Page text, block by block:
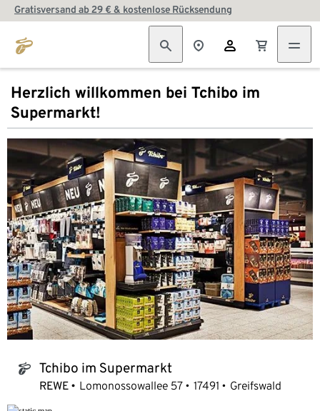
Gratisversand ab 29 € & kostenlose Rücksendung
Herzlich willkommen bei Tchibo im
Supermarkt!
tchibo_logo Tchibo im Supermarkt
REWE Lomonossowallee 57 17491 Greifswald